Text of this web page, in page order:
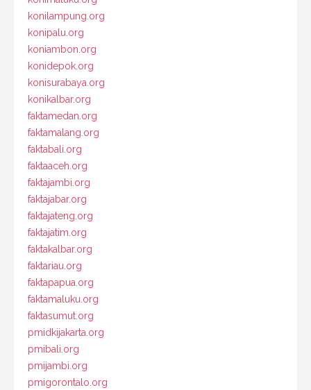
konilampung.org
konipalu.org
koniambon.org
konidepok.org
konisurabaya.org
konikalbar.org
faktamedan.org
faktamalang.org
faktabali.org
faktaaceh.org
faktajambi.org
faktajabar.org
faktajateng.org
faktajatim.org
faktakalbar.org
faktariau.org
faktapapua.org
faktamaluku.org
faktasumut.org
pmidkijakarta.org
pmibali.org
pmijambi.org
pmigorontalo.org